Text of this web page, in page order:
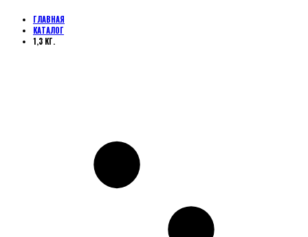
ГЛАВНАЯ
КАТАЛОГ
1,3 КГ.